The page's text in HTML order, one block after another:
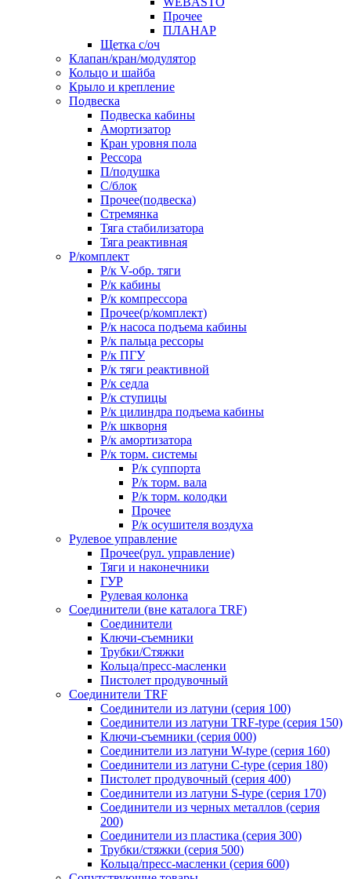
Прочее
ПЛАНАР
Щетка с/оч
Клапан/кран/модулятор
Кольцо и шайба
Крыло и крепление
Подвеска
Подвеска кабины
Амортизатор
Кран уровня пола
Рессора
П/подушка
С/блок
Прочее(подвеска)
Стремянка
Тяга стабилизатора
Тяга реактивная
Р/комплект
Р/к V-обр. тяги
Р/к кабины
Р/к компрессора
Прочее(р/комплект)
Р/к насоса подъема кабины
Р/к пальца рессоры
Р/к ПГУ
Р/к тяги реактивной
Р/к седла
Р/к ступицы
Р/к цилиндра подъема кабины
Р/к шкворня
Р/к амортизатора
Р/к торм. системы
Р/к суппорта
Р/к торм. вала
Р/к торм. колодки
Прочее
Р/к осушителя воздуха
Рулевое управление
Прочее(рул. управление)
Тяги и наконечники
ГУР
Рулевая колонка
Соединители (вне каталога TRF)
Соединители
Ключи-cъемники
Трубки/Стяжки
Кольца/пресс-масленки
Пистолет продувочный
Соединители TRF
Соединители из латуни (серия 100)
Соединители из латуни TRF-type (серия 150)
Ключи-съемники (серия 000)
Соединители из латуни W-type (серия 160)
Соединители из латуни С-type (серия 180)
Пистолет продувочный (серия 400)
Соединители из латуни S-type (серия 170)
Соединители из черных металлов (серия
200)
Соединители из пластика (серия 300)
Трубки/стяжки (серия 500)
Кольца/пресс-масленки (серия 600)